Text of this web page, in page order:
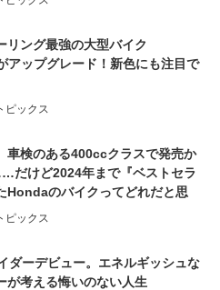
リング最強の大型バイク
アップグレード！新色にも注目で
ピックス
車検のある400ccクラスで発売か
だけど2024年まで『ベストセラ
Hondaのバイクってどれだと思
ピックス
ダーデビュー。エネルギッシュな
が考える悔いのない人生